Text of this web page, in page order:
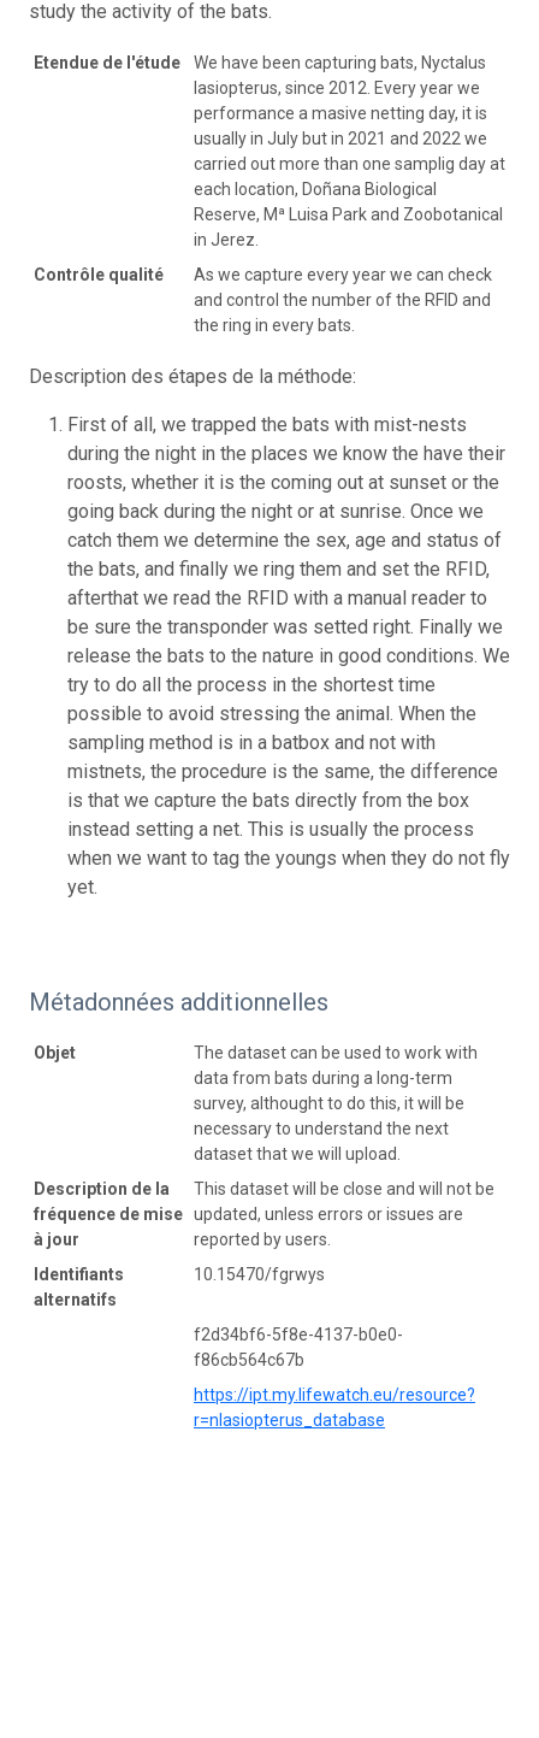
study the activity of the bats.
Etendue de l'étude
We have been capturing bats, Nyctalus
lasiopterus, since 2012. Every year we
performance a masive netting day, it is
usually in July but in 2021 and 2022 we
carried out more than one samplig day at
each location, Doñana Biological
Reserve, Mª Luisa Park and Zoobotanical
in Jerez.
Contrôle qualité
As we capture every year we can check
and control the number of the RFID and
the ring in every bats.
Description des étapes de la méthode:
First of all, we trapped the bats with mist-nests
during the night in the places we know the have their
roosts, whether it is the coming out at sunset or the
going back during the night or at sunrise. Once we
catch them we determine the sex, age and status of
the bats, and finally we ring them and set the RFID,
afterthat we read the RFID with a manual reader to
be sure the transponder was setted right. Finally we
release the bats to the nature in good conditions. We
try to do all the process in the shortest time
possible to avoid stressing the animal. When the
sampling method is in a batbox and not with
mistnets, the procedure is the same, the difference
is that we capture the bats directly from the box
instead setting a net. This is usually the process
when we want to tag the youngs when they do not fly
yet.
Métadonnées additionnelles
Objet
The dataset can be used to work with
data from bats during a long-term
survey, althought to do this, it will be
necessary to understand the next
dataset that we will upload.
Description de la
fréquence de mise
à jour
This dataset will be close and will not be
updated, unless errors or issues are
reported by users.
Identifiants
alternatifs
10.15470/fgrwys
f2d34bf6-5f8e-4137-b0e0-
f86cb564c67b
https://ipt.my.lifewatch.eu/resource?
r=nlasiopterus_database